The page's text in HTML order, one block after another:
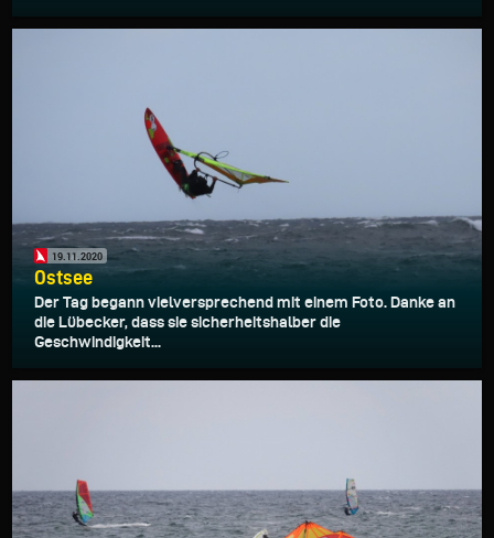
19.11.2020
Ostsee
Der Tag begann vielversprechend mit einem Foto. Danke an
die Lübecker, dass sie sicherheitshalber die
Geschwindigkeit...